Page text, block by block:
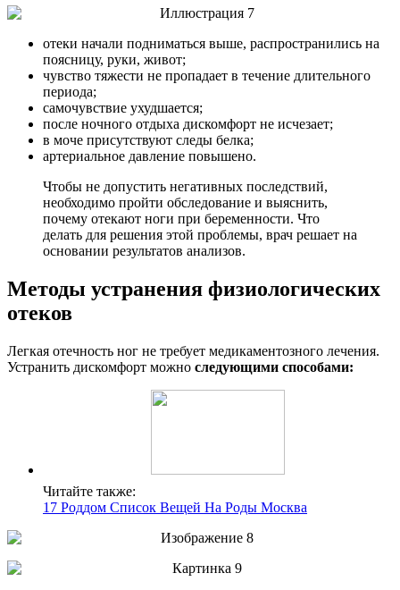
отеки начали подниматься выше, распространились на
поясницу, руки, живот;
чувство тяжести не пропадает в течение длительного
периода;
самочувствие ухудшается;
после ночного отдыха дискомфорт не исчезает;
в моче присутствуют следы белка;
артериальное давление повышено.
Чтобы не допустить негативных последствий,
необходимо пройти обследование и выяснить,
почему отекают ноги при беременности. Что
делать для решения этой проблемы, врач решает на
основании результатов анализов.
Методы устранения физиологических
отеков
Легкая отечность ног не требует медикаментозного лечения.
Устранить дискомфорт можно следующими способами:
Читайте также:
17 Роддом Список Вещей На Роды Москва